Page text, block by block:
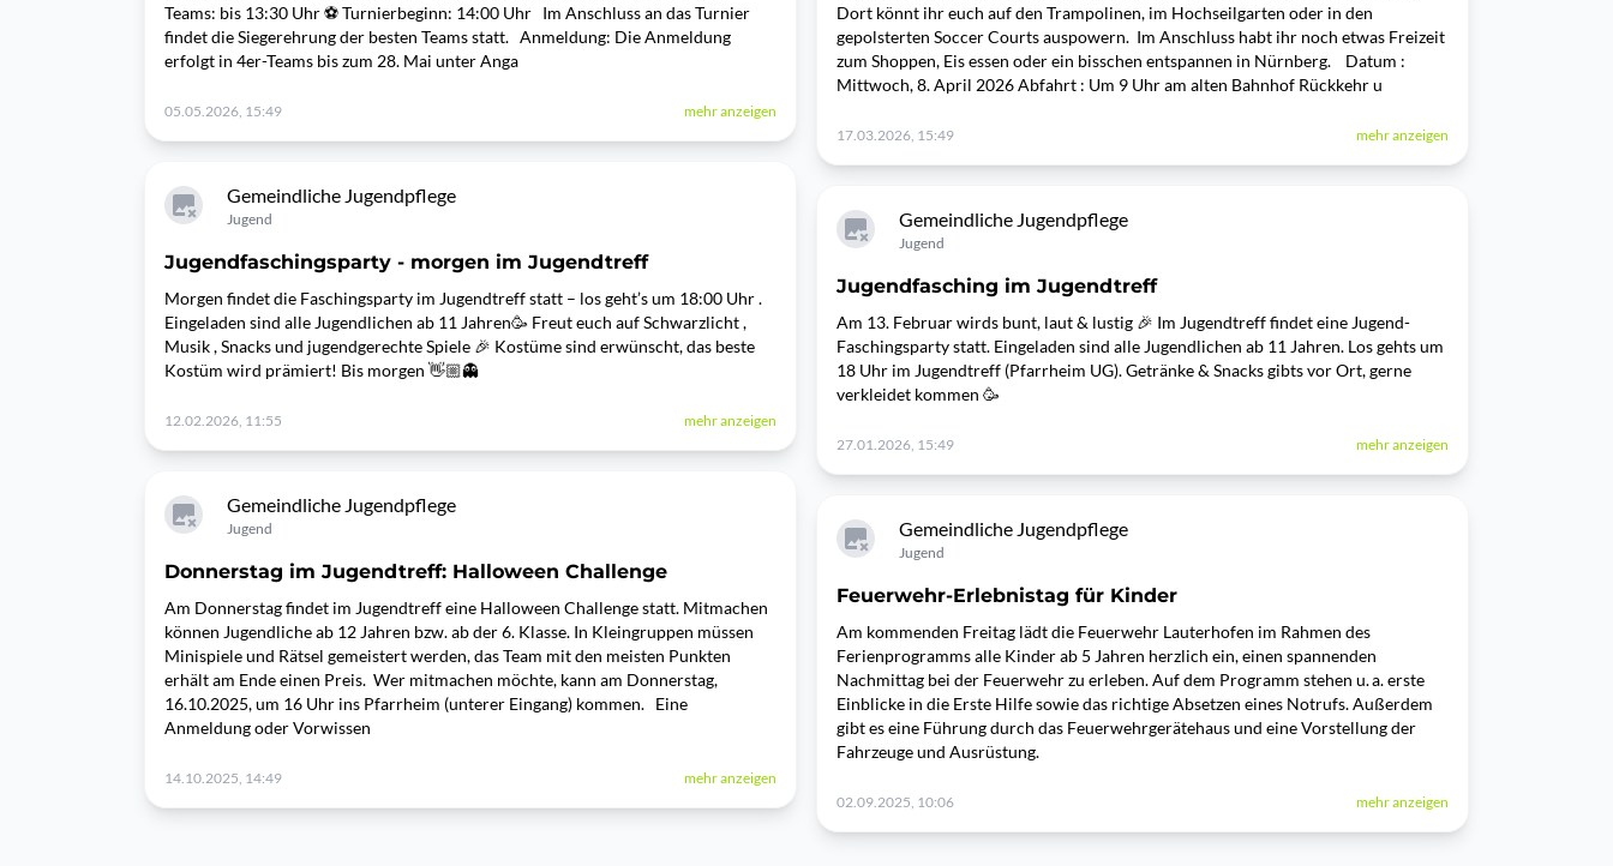
Teams: bis 13:30 Uhr ⚽ Turnierbeginn: 14:00 Uhr Im Anschluss an das Turnier
findet die Siegerehrung der besten Teams statt. Anmeldung: Die Anmeldung
erfolgt in 4er-Teams bis zum 28. Mai unter Anga
05.05.2026, 15:49 mehr anzeigen
Gemeindliche Jugendpflege
Jugend
Jugendfaschingsparty - morgen im Jugendtreff
Morgen findet die Faschingsparty im Jugendtreff statt – los geht’s um 18:00 Uhr .
Eingeladen sind alle Jugendlichen ab 11 Jahren🥳 Freut euch auf Schwarzlicht ,
Musik , Snacks und jugendgerechte Spiele 🎉 Kostüme sind erwünscht, das beste
Kostüm wird prämiert! Bis morgen 👋🏼👻
12.02.2026, 11:55 mehr anzeigen
Gemeindliche Jugendpflege
Jugend
Donnerstag im Jugendtreff: Halloween Challenge
Am Donnerstag findet im Jugendtreff eine Halloween Challenge statt. Mitmachen
können Jugendliche ab 12 Jahren bzw. ab der 6. Klasse. In Kleingruppen müssen
Minispiele und Rätsel gemeistert werden, das Team mit den meisten Punkten
erhält am Ende einen Preis. Wer mitmachen möchte, kann am Donnerstag,
16.10.2025, um 16 Uhr ins Pfarrheim (unterer Eingang) kommen. Eine
Anmeldung oder Vorwissen
14.10.2025, 14:49 mehr anzeigen
Dort könnt ihr euch auf den Trampolinen, im Hochseilgarten oder in den
gepolsterten Soccer Courts auspowern. Im Anschluss habt ihr noch etwas Freizeit
zum Shoppen, Eis essen oder ein bisschen entspannen in Nürnberg. Datum :
Mittwoch, 8. April 2026 Abfahrt : Um 9 Uhr am alten Bahnhof Rückkehr u
17.03.2026, 15:49 mehr anzeigen
Gemeindliche Jugendpflege
Jugend
Jugendfasching im Jugendtreff
Am 13. Februar wirds bunt, laut & lustig 🎉 Im Jugendtreff findet eine Jugend-
Faschingsparty statt. Eingeladen sind alle Jugendlichen ab 11 Jahren. Los gehts um
18 Uhr im Jugendtreff (Pfarrheim UG). Getränke & Snacks gibts vor Ort, gerne
verkleidet kommen 🥳
27.01.2026, 15:49 mehr anzeigen
Gemeindliche Jugendpflege
Jugend
Feuerwehr-Erlebnistag für Kinder
Am kommenden Freitag lädt die Feuerwehr Lauterhofen im Rahmen des
Ferienprogramms alle Kinder ab 5 Jahren herzlich ein, einen spannenden
Nachmittag bei der Feuerwehr zu erleben. Auf dem Programm stehen u. a. erste
Einblicke in die Erste Hilfe sowie das richtige Absetzen eines Notrufs. Außerdem
gibt es eine Führung durch das Feuerwehrgerätehaus und eine Vorstellung der
Fahrzeuge und Ausrüstung.
02.09.2025, 10:06 mehr anzeigen